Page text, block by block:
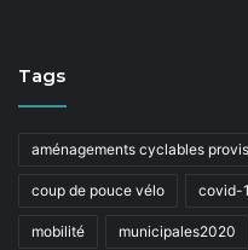
Tags
aménagements cyclables
coup de pouce vélo covid-
mobilité municipales2020